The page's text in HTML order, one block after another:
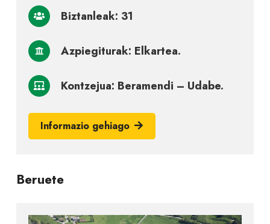
Biztanleak: 31
Azpiegiturak: Elkartea.
Kontzejua: Beramendi – Udabe.
Informazio gehiago
Beruete